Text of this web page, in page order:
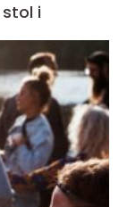
i